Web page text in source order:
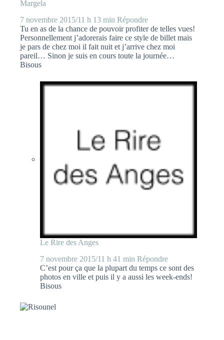
Margela
7 novembre 2015/11 h 13 min Répondre
Tu en as de la chance de pouvoir profiter de telles vues!
Personnellement j’adorerais faire ce style de billet mais
je pars de chez moi il fait nuit et j’arrive chez moi
pareil… Sinon je suis en cours toute la journée…
Bisous
Le Rire des Anges
7 novembre 2015/11 h 41 min Répondre
C’est pour ça que la plupart du temps ce sont des
photos en ville et puis il y a aussi les week-ends!
Bisous